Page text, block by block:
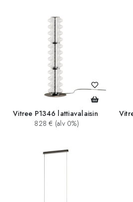
Vitree P1346 lattiavalaisin
828 € (alv 0%)